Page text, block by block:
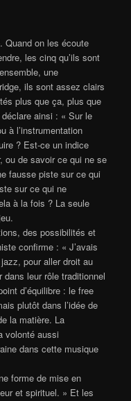
Quand on les écoute
les cinq qu’ils sont
une
ils sont assez clairs
plus que ça, plus que
ainsi : « Sur le
à l’instrumentation
? Est-ce un indice
ou de savoir ce qui ne se
fausse piste sur ce qui
sur ce qui ne
à la fois ? La seule
des possibilités et
confirme : « J’avais
pour aller droit au
leur rôle traditionnel
d’équilibre : le free
plutôt dans l’idée de
la matière. La
volonté aussi
dans cette musique
forme de mise en
et spirituel. » Et les